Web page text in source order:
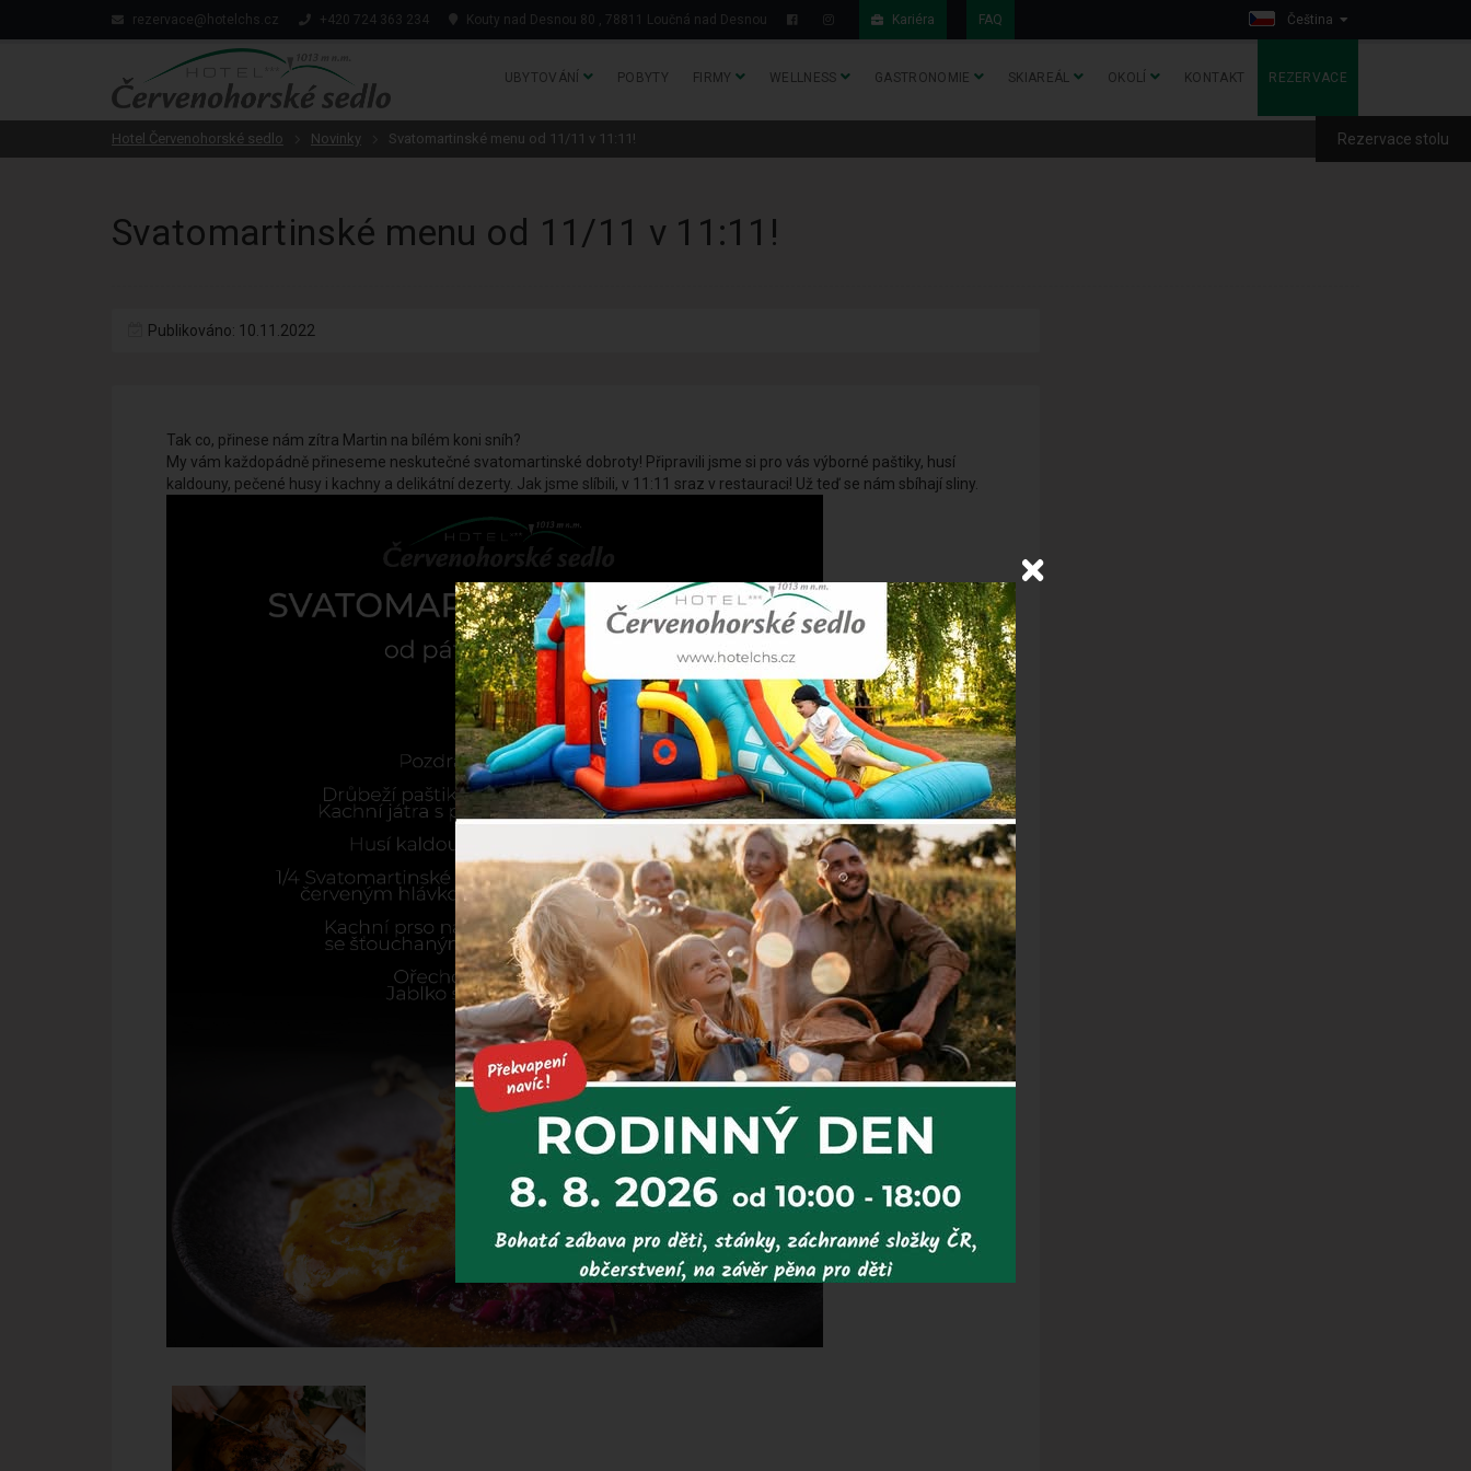
rezervace@hotelchs.cz +420 724 363 234 Kouty nad Desnou 80 , 78811 Loučná nad Desnou Kariéra FAQ Čeština
UBYTOVÁNÍ POBYTY FIRMY WELLNESS GASTRONOMIE SKIAREÁL OKOLÍ KONTAKT REZERVACE
Rezervace stolu
Hotel Červenohorské sedlo Novinky Svatomartinské menu od 11/11 v 11:11!
Svatomartinské menu od 11/11 v 11:11!
Publikováno: 10.11.2022
Tak co, přinese nám zítra Martin na bílém koni sníh?
My vám každopádně přineseme neskutečné svatomartinské dobroty! Připravili jsme si pro vás výborné paštiky, husí
kaldouny, pečené husy i kachny a delikátní dezerty. Jak jsme slíbili, v 11:11 sraz v restauraci! Už teď se nám sbíhají sliny.